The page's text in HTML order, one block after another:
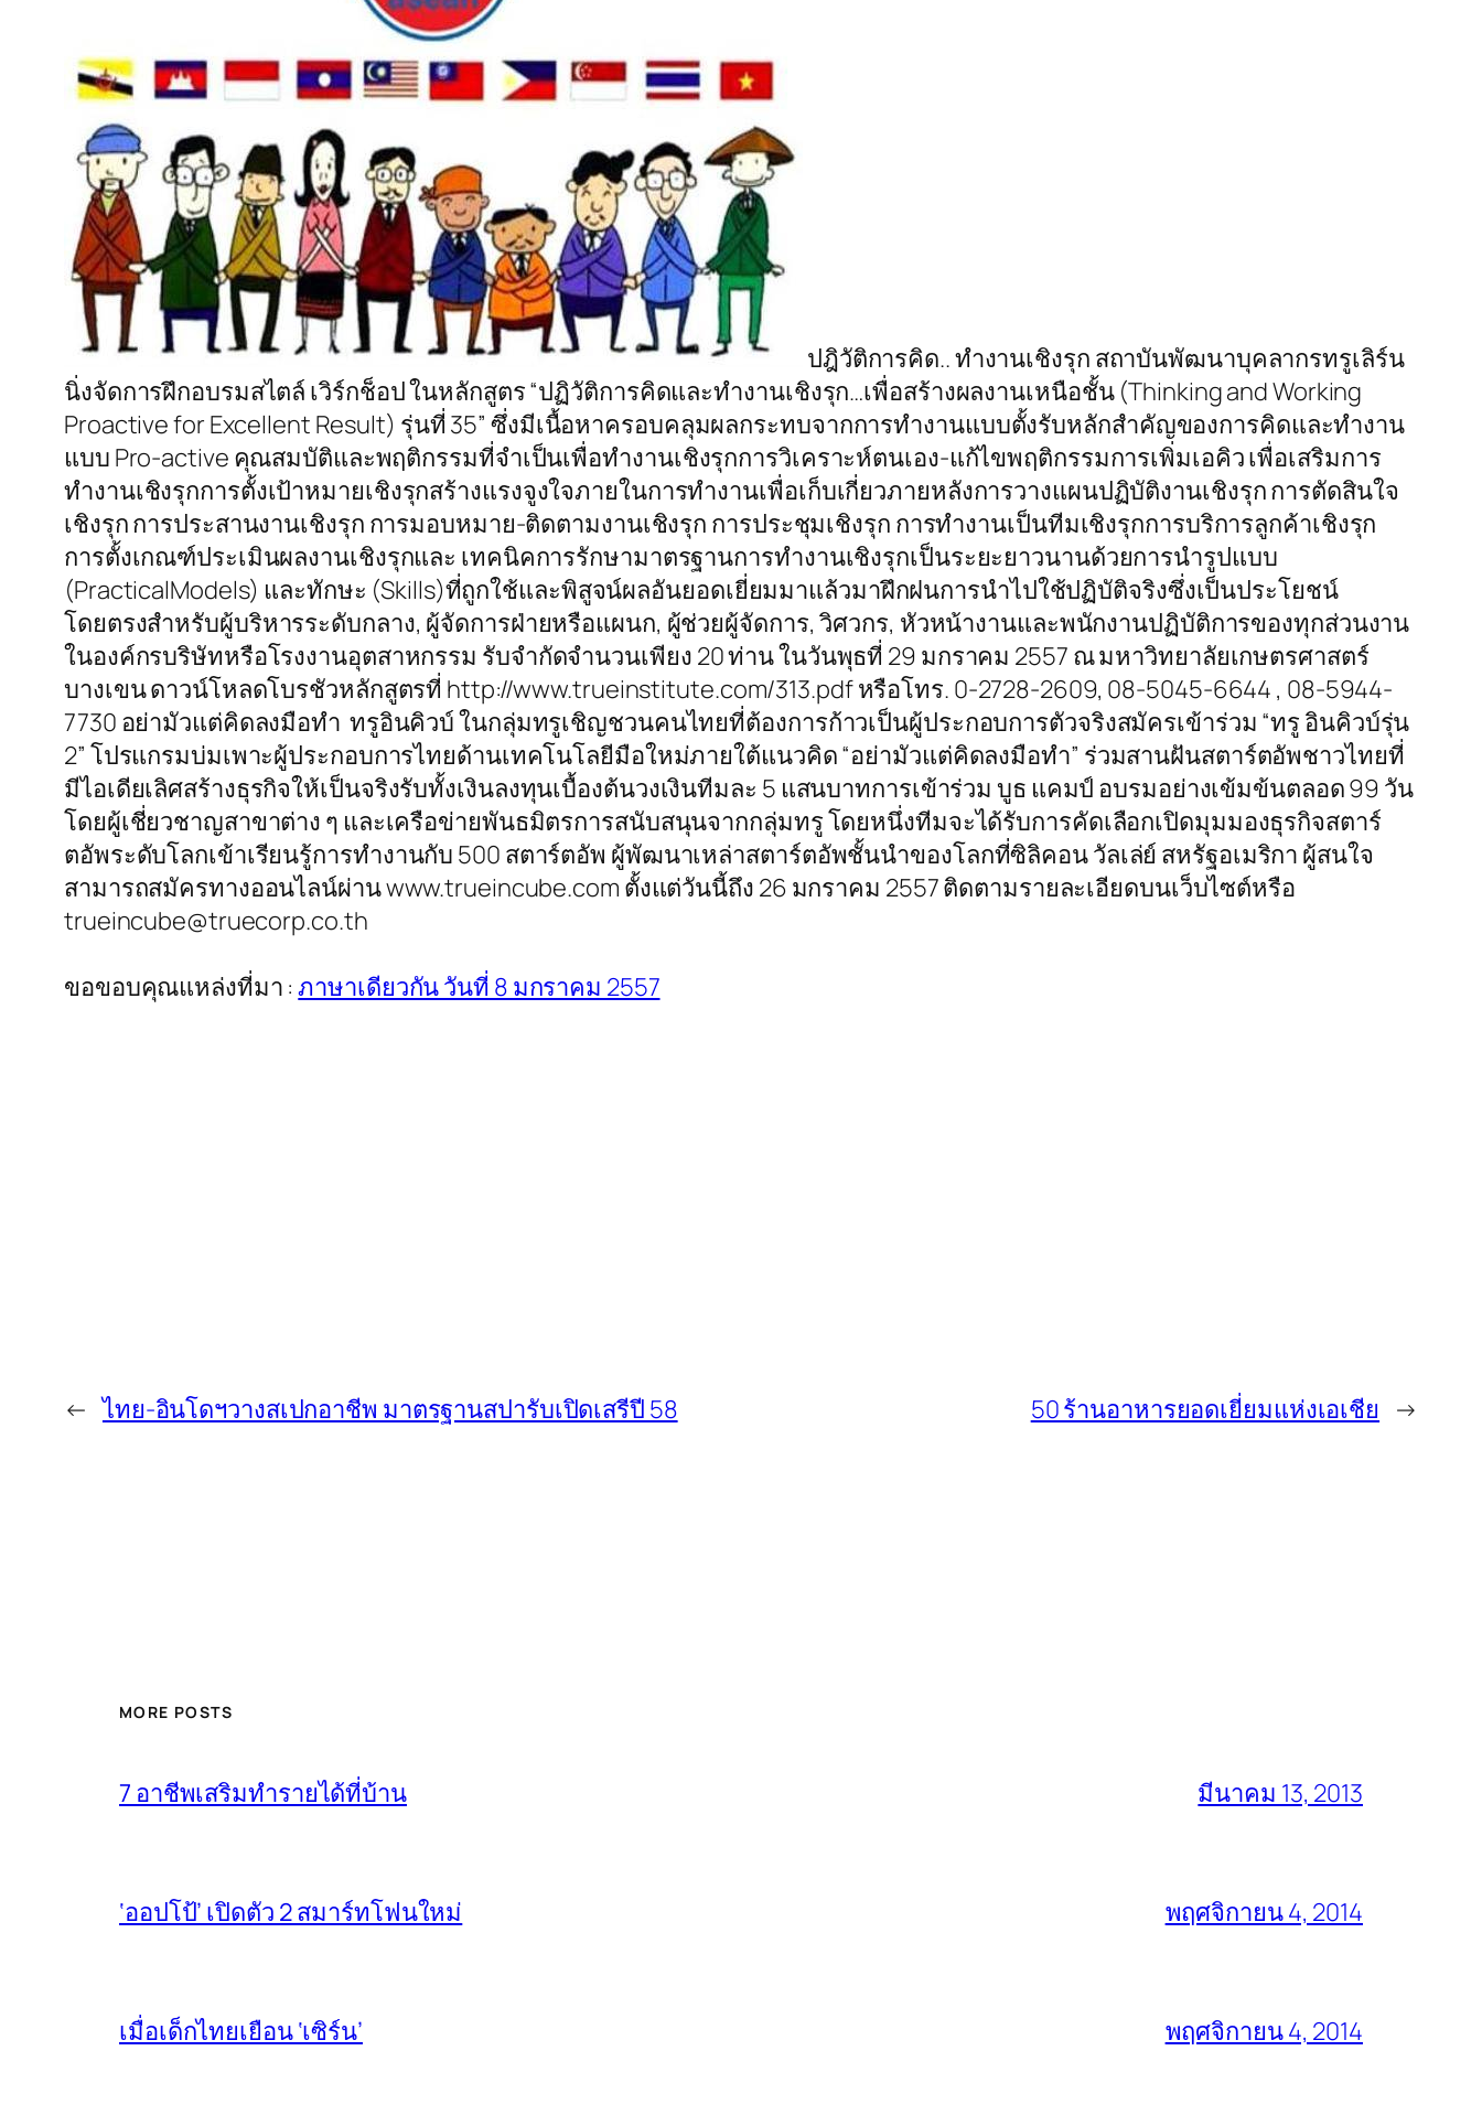
ปฎิวัติการคิด.. ทำงานเชิงรุก สถาบันพัฒนาบุคลากรทรูเลิร์น
นิ่งจัดการฝึกอบรมสไตล์ เวิร์กช็อป ในหลักสูตร “ปฏิวัติการคิดและทำงานเชิงรุก…เพื่อสร้างผลงานเหนือชั้น (Thinking and Working
Proactive for Excellent Result) รุ่นที่ 35” ซึ่งมีเนื้อหาครอบคลุมผลกระทบจากการทำงานแบบตั้งรับหลักสำคัญของการคิดและทำงาน
แบบ Pro-active คุณสมบัติและพฤติกรรมที่จำเป็นเพื่อทำงานเชิงรุกการวิเคราะห์ตนเอง-แก้ไขพฤติกรรมการเพิ่มเอคิว เพื่อเสริมการ
ทำงานเชิงรุกการตั้งเป้าหมายเชิงรุกสร้างแรงจูงใจภายในการทำงานเพื่อเก็บเกี่ยวภายหลังการวางแผนปฏิบัติงานเชิงรุก การตัดสินใจ
เชิงรุก การประสานงานเชิงรุก การมอบหมาย-ติดตามงานเชิงรุก การประชุมเชิงรุก การทำงานเป็นทีมเชิงรุกการบริการลูกค้าเชิงรุก
การตั้งเกณฑ์ประเมินผลงานเชิงรุกและ เทคนิคการรักษามาตรฐานการทำงานเชิงรุกเป็นระยะยาวนานด้วยการนำรูปแบบ
(PracticalModels) และทักษะ (Skills)ที่ถูกใช้และพิสูจน์ผลอันยอดเยี่ยมมาแล้วมาฝึกฝนการนำไปใช้ปฏิบัติจริงซึ่งเป็นประโยชน์
โดยตรงสำหรับผู้บริหารระดับกลาง, ผู้จัดการฝ่ายหรือแผนก, ผู้ช่วยผู้จัดการ, วิศวกร, หัวหน้างานและพนักงานปฏิบัติการของทุกส่วนงาน
ในองค์กรบริษัทหรือโรงงานอุตสาหกรรม รับจำกัดจำนวนเพียง 20 ท่าน ในวันพุธที่ 29 มกราคม 2557 ณ มหาวิทยาลัยเกษตรศาสตร์
บางเขน ดาวน์โหลดโบรชัวหลักสูตรที่ http://www.trueinstitute.com/313.pdf หรือโทร. 0-2728-2609, 08-5045-6644 , 08-5944-
7730 อย่ามัวแต่คิดลงมือทำ ทรูอินคิวบ์ ในกลุ่มทรูเชิญชวนคนไทยที่ต้องการก้าวเป็นผู้ประกอบการตัวจริงสมัครเข้าร่วม “ทรู อินคิวบ์รุ่น
2” โปรแกรมบ่มเพาะผู้ประกอบการไทยด้านเทคโนโลยีมือใหม่ภายใต้แนวคิด “อย่ามัวแต่คิดลงมือทำ” ร่วมสานฝันสตาร์ตอัพชาวไทยที่
มีไอเดียเลิศสร้างธุรกิจให้เป็นจริงรับทั้งเงินลงทุนเบื้องต้นวงเงินทีมละ 5 แสนบาทการเข้าร่วม บูธ แคมป์ อบรมอย่างเข้มข้นตลอด 99 วัน
โดยผู้เชี่ยวชาญสาขาต่าง ๆ และเครือข่ายพันธมิตรการสนับสนุนจากกลุ่มทรู โดยหนึ่งทีมจะได้รับการคัดเลือกเปิดมุมมองธุรกิจสตาร์
ตอัพระดับโลกเข้าเรียนรู้การทำงานกับ 500 สตาร์ตอัพ ผู้พัฒนาเหล่าสตาร์ตอัพชั้นนำของโลกที่ซิลิคอน วัลเล่ย์ สหรัฐอเมริกา ผู้สนใจ
สามารถสมัครทางออนไลน์ผ่าน www.trueincube.com ตั้งแต่วันนี้ถึง 26 มกราคม 2557 ติดตามรายละเอียดบนเว็บไซต์หรือ
trueincube@truecorp.co.th
ขอขอบคุณแหล่งที่มา :ภาษาเดียวกัน วันที่ 8 มกราคม 2557
← ไทย-อินโดฯวางสเปกอาชีพ มาตรฐานสปารับเปิดเสรีปี 58 50 ร้านอาหารยอดเยี่ยมแห่งเอเชีย →
MORE POSTS
7 อาชีพเสริมทำรายได้ที่บ้าน มีนาคม 13, 2013
‘ออปโป้’ เปิดตัว 2 สมาร์ทโฟนใหม่ พฤศจิกายน 4, 2014
เมื่อเด็กไทยเยือน ‘เซิร์น’ พฤศจิกายน 4, 2014